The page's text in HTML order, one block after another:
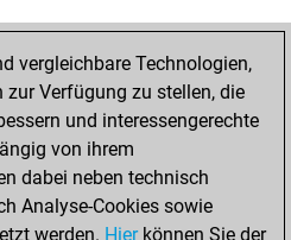
App
Juni 10,
vergleichbare Technologien,
Verfügung zu stellen, die
und interessengerechte
von ihrem
dabei neben technisch
Analyse-Cookies sowie
werden. Hierkönnen Sie der